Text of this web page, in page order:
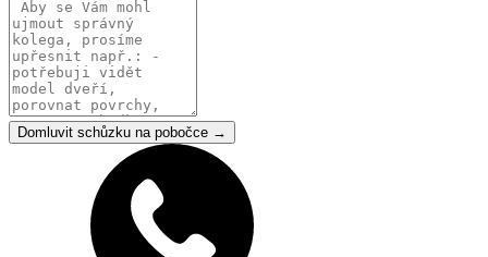
Domluvit schůzku na pobočce →